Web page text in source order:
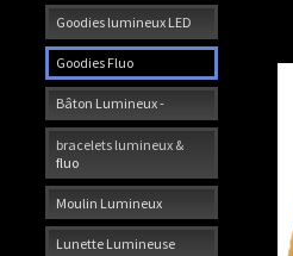
Goodies lumineux LED
Goodies Fluo
Bâton Lumineux -
bracelets lumineux &
fluo
Moulin Lumineux
Lunette Lumineuse